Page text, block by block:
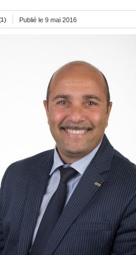
Publié le 9 mai 2016